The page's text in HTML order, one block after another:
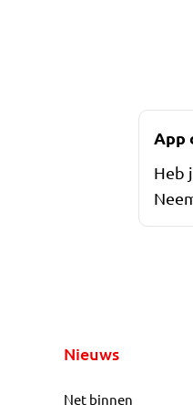
App
Heb
Nieuws
Net binnen